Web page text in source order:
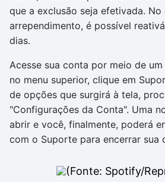
que a exclusão seja efetivada. No
arrependimento, é possível
dias.
Acesse sua conta por meio de
no menu superior, clique em
de opções que surgirá à tela,
"Configurações da Conta". Uma
abrir e você, finalmente, poderá
com o Suporte para encerrar sua